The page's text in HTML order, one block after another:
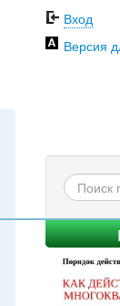
Вход
Версия